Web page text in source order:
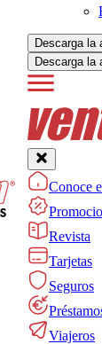
Descarga la
Descarga la
Conoce
Revista
Tarjetas
Seguros
Viajeros